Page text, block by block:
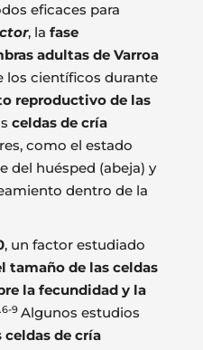
eficaces para
, la fase
adultas de Varroa
los científicos durante
reproductivo de las
celdas de cría
como el estado
del huésped (abeja) y
dentro de la
, un factor estudiado
tamaño de las celdas
la fecundidad y la
.6-9 Algunos estudios
celdas de cría